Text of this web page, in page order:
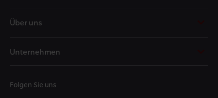
Über uns
Unternehmen
Folgen Sie uns